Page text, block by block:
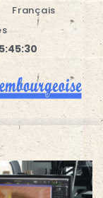
Français